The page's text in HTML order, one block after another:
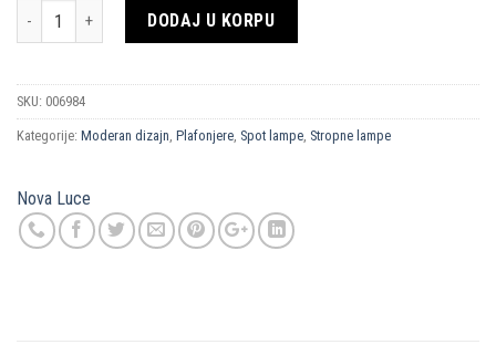
Količina DODAJ U KORPU
SKU: 006984
Kategorije: Moderan dizajn, Plafonjere, Spot lampe, Stropne lampe
Nova Luce